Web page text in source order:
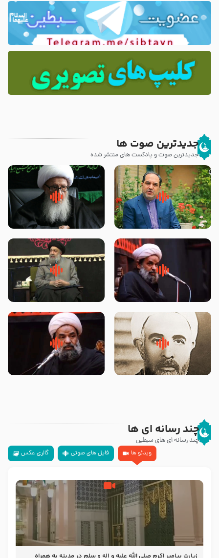
جدیدترین صوت ها
جدیدترین صوت و پادکست های منتشر شده
پیامبر صلی الله علیه وآله و سلم
فرمودند وای بر بچه های آخر
زوّار اربعین امام حسین (علیه
السلام) با این اشتیاق به زیارت
روضه جانسوز پاره های جگر امام
حسن مجتبی علیه السلام-حجت
لقب حضرت رقیه سلام الله علیها به
چه معناست – حجت الاسلام علوی
روضه‌ی مجلس یزید ملعون و
اسارت اهل‌بیت علیهم‌السلام –
سلام جوانی که امام حسین علیه
السلام خودش جوابش را دادند
چند رسانه ای ها
چند رسانه ای های سبطین
ویدئو ها
فایل های صوتی گالری عکس
زیارت پیامبر اکرم صلی الله علیه و اله و سلم در مدینه به همراه